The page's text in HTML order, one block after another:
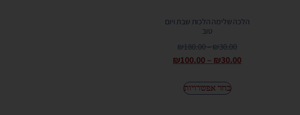
הלכה שלימה הלכות שבת ויום
טוב
₪30.00
–
₪180.00
₪30.00
–
₪100.00
בחר אפשרויות